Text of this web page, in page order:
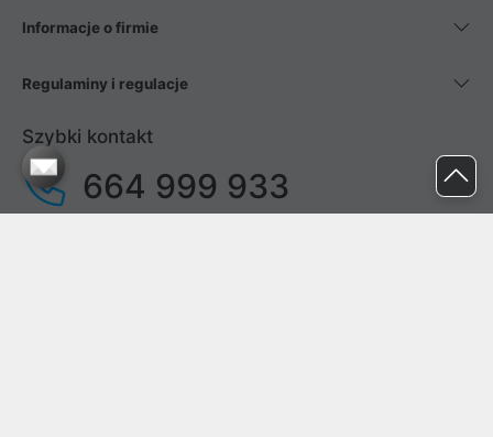
Informacje o firmie
Regulaminy i regulacje
Szybki kontakt
664 999 933